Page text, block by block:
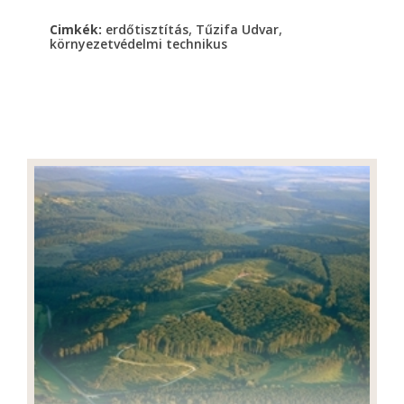
Cimkék: erdőtisztítás, Tűzifa Udvar,
környezetvédelmi technikus